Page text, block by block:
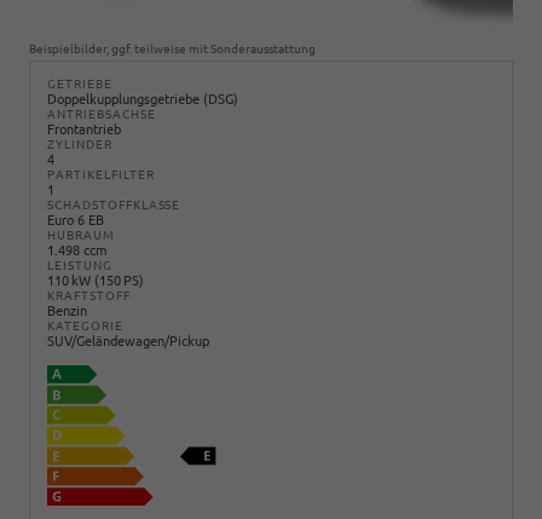
Beispielbilder, ggf. teilweise mit Sonderausstattung
GETRIEBE
Doppelkupplungsgetriebe (DSG)
ANTRIEBSACHSE
Frontantrieb
ZYLINDER
4
PARTIKELFILTER
1
SCHADSTOFFKLASSE
Euro 6 EB
HUBRAUM
1.498 ccm
LEISTUNG
110 kW (150 PS)
KRAFTSTOFF
Benzin
KATEGORIE
SUV/Geländewagen/Pickup